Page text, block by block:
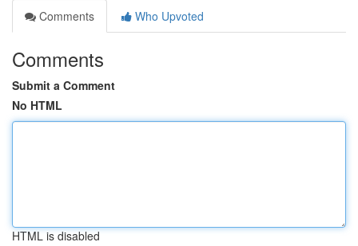
Comments
Who Upvoted
Comments
Submit a Comment
No HTML
HTML is disabled